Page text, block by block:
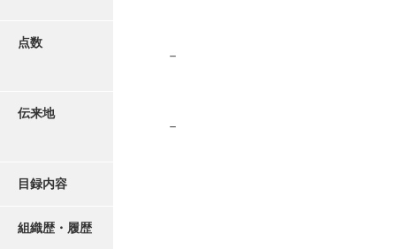
点数
－
伝来地
－
目録内容
組織歴・履歴